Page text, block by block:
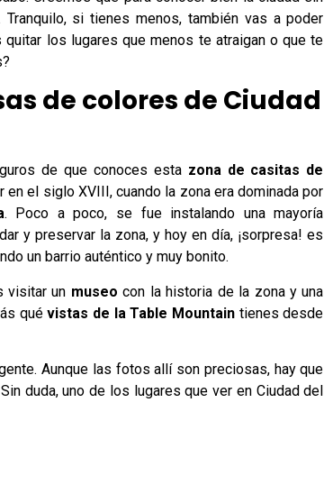
. Tranquilo, si tienes menos, también vas a poder
los lugares que menos te atraigan o que te
de colores de Ciudad
de que conoces esta zona de casitas de
el siglo XVIII, cuando la zona era dominada por
. Poco a poco, se fue instalando una mayoría
y preservar la zona, y hoy en día, ¡sorpresa! es
un barrio auténtico y muy bonito.
visitar un museocon la historia de la zona y una
quévistas de la Table Mountain tienes desde
Aunque las fotos allí son preciosas, hay que
duda, uno de los lugares que ver en Ciudad del